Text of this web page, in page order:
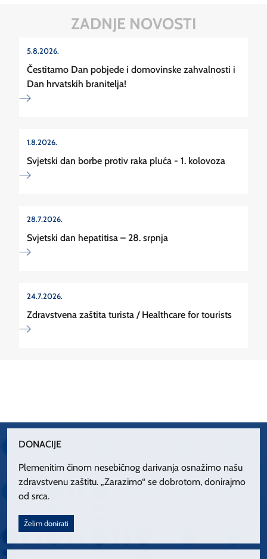
ZADNJE NOVOSTI
5.8.2026.
Čestitamo Dan pobjede i domovinske zahvalnosti i
Dan hrvatskih branitelja!
1.8.2026.
Svjetski dan borbe protiv raka pluća - 1. kolovoza
28.7.2026.
Svjetski dan hepatitisa – 28. srpnja
24.7.2026.
Zdravstvena zaštita turista / Healthcare for tourists
DONACIJE
Plemenitim činom nesebičnog darivanja osnažimo našu
zdravstvenu zaštitu. „Zarazimo“ se dobrotom, donirajmo
od srca.
Želim donirati